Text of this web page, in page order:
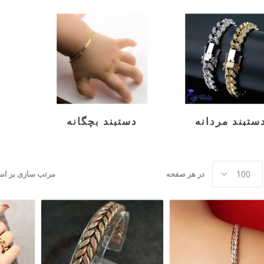
مردانه دستبند بچگانه
مرتب سازی بر در هر صفحه